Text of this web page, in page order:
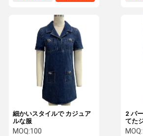
細かいスタイルで カジュア
ルな服
MOQ:100
2 パ
てた
ディ
MOQ: